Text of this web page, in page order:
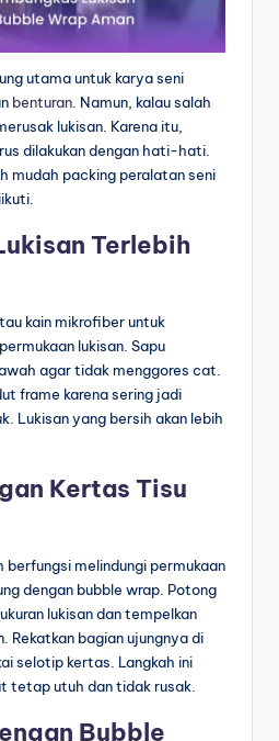
utama untuk karya seni
benturan. Namun, kalau salah
lukisan. Karena itu,
dilakukan dengan hati-hati.
mudah packing peralatan seni
Terlebih
kain mikrofiber untuk
lukisan. Sapu
agar tidak menggores cat.
frame karena sering jadi
Lukisan yang bersih akan lebih
Kertas Tisu
berfungsi melindungi permukaan
dengan bubble wrap. Potong
lukisan dan tempelkan
Rekatkan bagian ujungnya di
selotip kertas. Langkah ini
tetap utuh dan tidak rusak.
Bubble